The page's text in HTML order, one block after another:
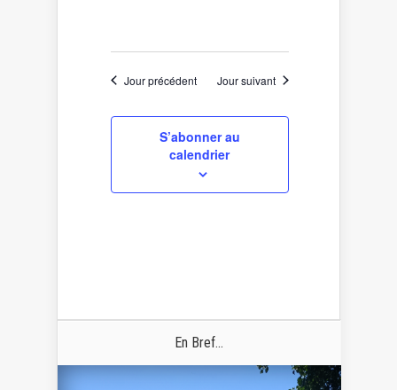
Jour précédent Jour suivant
S’abonner au
calendrier
En Bref...